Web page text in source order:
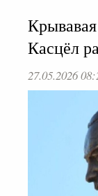
Крывавая
Касцёл
27.05.2026